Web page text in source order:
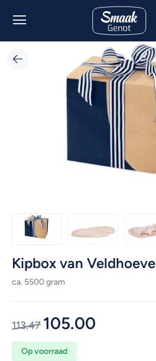
Kipbox van Veldhoeve
ca. 5500 gram
113.47 105.00
Op voorraad